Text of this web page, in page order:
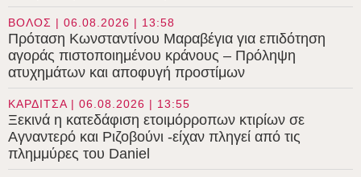
ΒΟΛΟΣ | 06.08.2026 | 13:58
Πρόταση Κωνσταντίνου Μαραβέγια για επιδότηση
αγοράς πιστοποιημένου κράνους – Πρόληψη
ατυχημάτων και αποφυγή προστίμων
ΚΑΡΔΙΤΣΑ | 06.08.2026 | 13:55
Ξεκινά η κατεδάφιση ετοιμόρροπων κτιρίων σε
Αγναντερό και Ριζοβούνι -είχαν πληγεί από τις
πλημμύρες του Daniel